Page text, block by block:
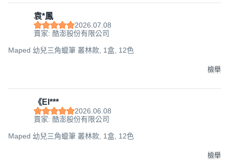
袁*鳳
2026.07.08
賣家: 酷澎股份有限公司
Maped 幼兒三角蠟筆 叢林款, 1盒, 12色
檢舉
《El***
2026.06.08
賣家: 酷澎股份有限公司
Maped 幼兒三角蠟筆 叢林款, 1盒, 12色
檢舉